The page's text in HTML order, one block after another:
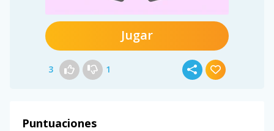
Jugar
3 1
Puntuaciones